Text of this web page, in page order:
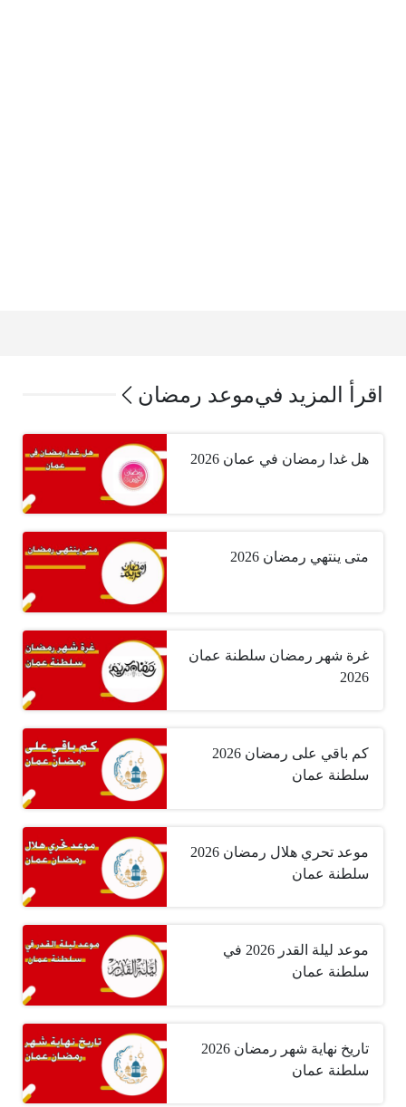
اقرأ المزيد فيموعد رمضان
هل غدا رمضان في عمان 2026
متى ينتهي رمضان 2026
غرة شهر رمضان سلطنة عمان
2026
كم باقي على رمضان 2026
سلطنة عمان
موعد تحري هلال رمضان 2026
سلطنة عمان
موعد ليلة القدر 2026 في
سلطنة عمان
تاريخ نهاية شهر رمضان 2026
سلطنة عمان